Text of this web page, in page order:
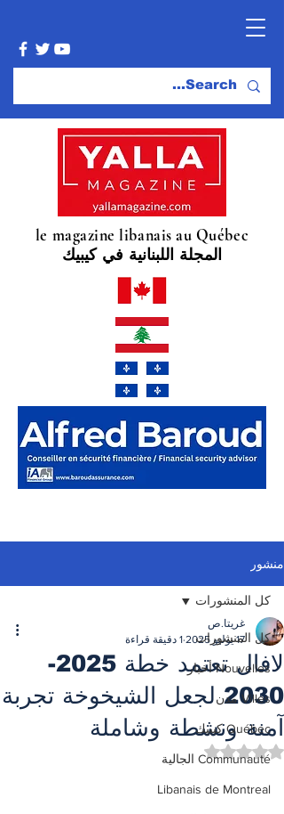
le magazine libanais au Québec
المجلة اللبنانية في كيبيك
منشور
كل المنشورات
Nouvelles أخبار
Villes مدن
Québec كيبيك
Communauté الجالية
Libanais de Montreal
كل المنشورات
لافال تعتمد خطة 2025-
2030 لجعل الشيخوخة تجربة
آمنة ونشطة وشاملة
غريتا.ص
17 يوليو 2025
1 دقيقة قراءة
تم التقييم بـ ليس رقمًا من أصل 5 نجوم.